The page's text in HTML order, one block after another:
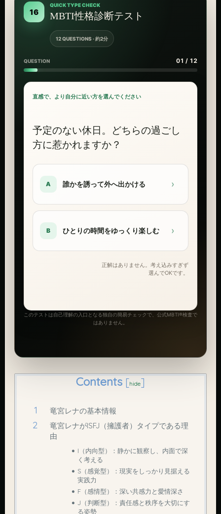
16
QUICK TYPE CHECK
MBTI性格診断テスト
12 QUESTIONS · 約2分
QUESTION 01 / 12
直感で、より自分に近い方を選んでください
予定のない休日。どちらの過ごし
方に惹かれますか？
A 誰かを誘って外へ出かける ›
B ひとりの時間をゆっくり楽しむ ›
正解はありません。考え込みすぎず
選んでOKです。
このテストは自己理解の入口となる独自の簡易チェックで、公式MBTI®検査で
はありません。
Contents [hide]
竜宮レナの基本情報
竜宮レナがISFJ（擁護者）タイプである理
由
I（内向型）：静かに観察し、内面で深
く考える
S（感覚型）：現実をしっかり見据える
実践力
F（感情型）：深い共感力と愛情深さ
J（判断型）：責任感と秩序を大切にす
る姿勢